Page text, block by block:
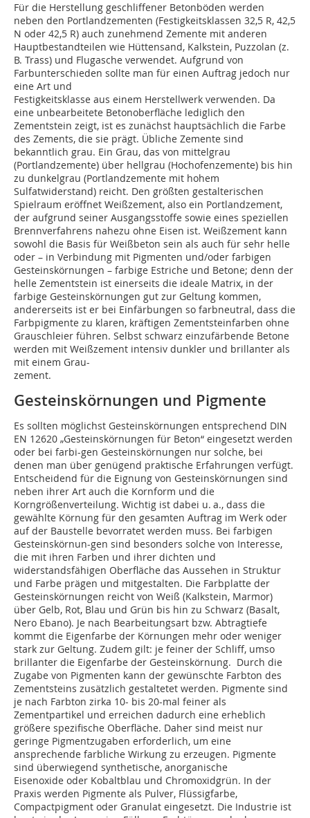
Für die Herstellung geschliffener Betonböden werden
neben den Portlandzementen (Festig­keitsklassen 32,5 R, 42,5
N oder 42,5 R) auch zunehmend Zemente mit anderen
Hauptbestandteilen wie Hüttensand, Kalkstein, Puzzolan (z.
B. Trass) und Flugasche verwendet. Aufgrund von
Farbunterschieden sollte man für einen Auftrag jedoch nur
eine Art und
Festigkeitsklasse aus einem Herstellwerk verwenden. Da
eine unbearbeitete Betonoberfläche lediglich den
Zementstein zeigt, ist es zunächst hauptsächlich die Farbe
des Zements, die sie prägt. Übliche Zemente sind
bekanntlich grau. Ein Grau, das von mittelgrau
(Portlandzemente) über hellgrau (Hochofenzemente) bis hin
zu dunkelgrau (Portlandzemente mit hohem
Sulfatwiderstand) reicht. Den größten gestalterischen
Spielraum eröffnet Weiß­zement, also ein Portlandzement,
der aufgrund seiner Ausgangsstoffe sowie eines speziellen
Brennverfahrens nahezu ohne Eisen ist. Weißzement kann
sowohl die Basis für Weißbeton sein als auch für sehr helle
oder – in Verbindung mit Pigmenten und/oder farbigen
Gesteinskörnungen – farbige Estriche und Betone; denn der
helle Zementstein ist einerseits die ideale Matrix, in der
farbige Gesteinskörnungen gut zur Geltung kommen,
andererseits ist er bei Einfärbungen so farbneutral, dass die
Farbpigmente zu klaren, kräftigen Zementsteinfarben ohne
Grauschleier führen. Selbst schwarz einzufärbende Betone
werden mit Weißzement intensiv dunkler und brillanter als
mit einem Grau-
zement.
Gesteinskörnungen und Pigmente
Es sollten möglichst Gesteinskörnungen entsprechend DIN
EN 12620 „Gesteinskörnungen für Beton“ eingesetzt werden
oder bei farbi-gen Gesteinskörnungen nur solche, bei
denen man über genügend praktische Erfahrungen verfügt.
Entscheidend für die Eignung von Gesteinskörnungen sind
neben ihrer Art auch die Kornform und die
Korngrößenverteilung. Wichtig ist dabei u. a., dass die
gewählte Körnung für den gesamten Auftrag im Werk oder
auf der Baustelle bevorratet werden muss. Bei farbigen
Gesteinskörnun-gen sind besonders solche von Interesse,
die mit ihren Farben und ihrer dichten und
widerstandsfähigen Oberfläche das Aussehen in Struktur
und Farbe prägen und mitgestalten. Die Farbplatte der
Gesteinskörnungen reicht von Weiß (Kalkstein, Marmor)
über Gelb, Rot, Blau und Grün bis hin zu Schwarz (Basalt,
Nero Ebano). Je nach Bearbeitungsart bzw. Abtragtiefe
kommt die Eigenfarbe der Körnungen mehr oder weniger
stark zur Geltung. Zudem gilt: je feiner der Schliff, umso
brillanter die Eigenfarbe der Gesteinskörnung. Durch die
Zugabe von Pigmenten kann der gewünschte Farbton des
Zementsteins zusätzlich gestaltetet werden. Pigmente sind
je nach Farbton zirka 10- bis 20-mal feiner als
Zementpartikel und erreichen dadurch eine erheblich
größere spezifische Oberfläche. Daher sind meist nur
geringe Pigmentzugaben erforderlich, um eine
ansprechende farbliche Wirkung zu erzeugen. Pigmente
sind überwiegend synthetische, anorganische
Eisenoxide oder Kobaltblau und Chromoxidgrün. In der
Praxis werden Pigmente als Pulver, Flüssigfarbe,
Compactpigment oder Granulat eingesetzt. Die Industrie ist